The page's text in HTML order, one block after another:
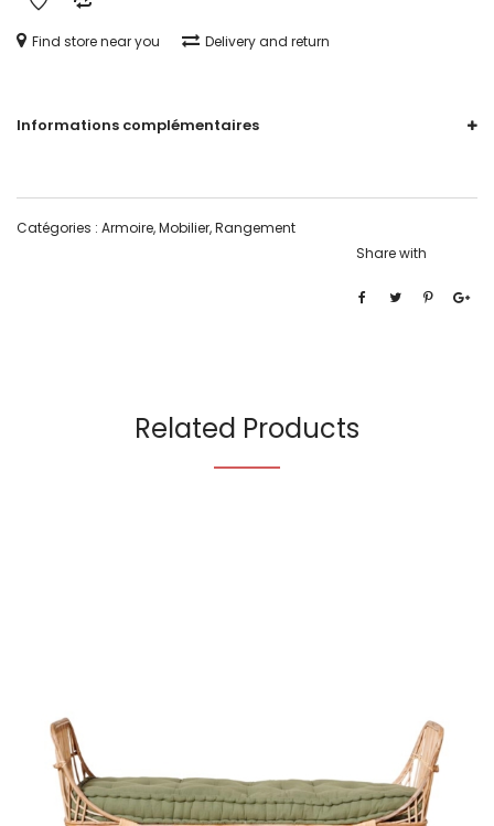
Find store near you Delivery and return
Informations complémentaires
Catégories : Armoire,Mobilier,Rangement
Share with
Related Products